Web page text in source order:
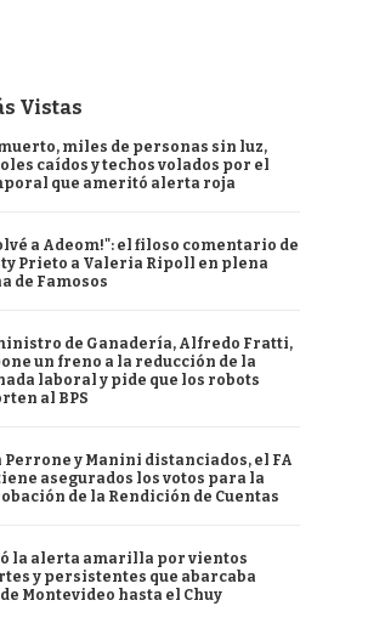
Vistas
miles de personas sin luz,
caídos y techos volados por el
que ameritó alerta roja
a Adeom!": el filoso comentario de
Prieto a Valeria Ripoll en plena
de Famosos
de Ganadería, Alfredo Fratti,
un freno a la reducción de la
laboral y pide que los robots
al BPS
Perrone y Manini distanciados, el FA
asegurados los votos para la
de la Rendición de Cuentas
la alerta amarilla por vientos
y persistentes que abarcaba
Montevideo hasta el Chuy